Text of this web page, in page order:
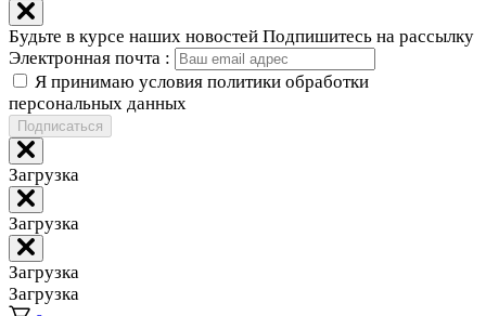
Будьте в курсе наших новостей Подпишитесь на рассылку
Электронная почта :
Я принимаю условия политики обработки
персональных данных
Подписаться
Загрузка
Загрузка
Загрузка
Загрузка